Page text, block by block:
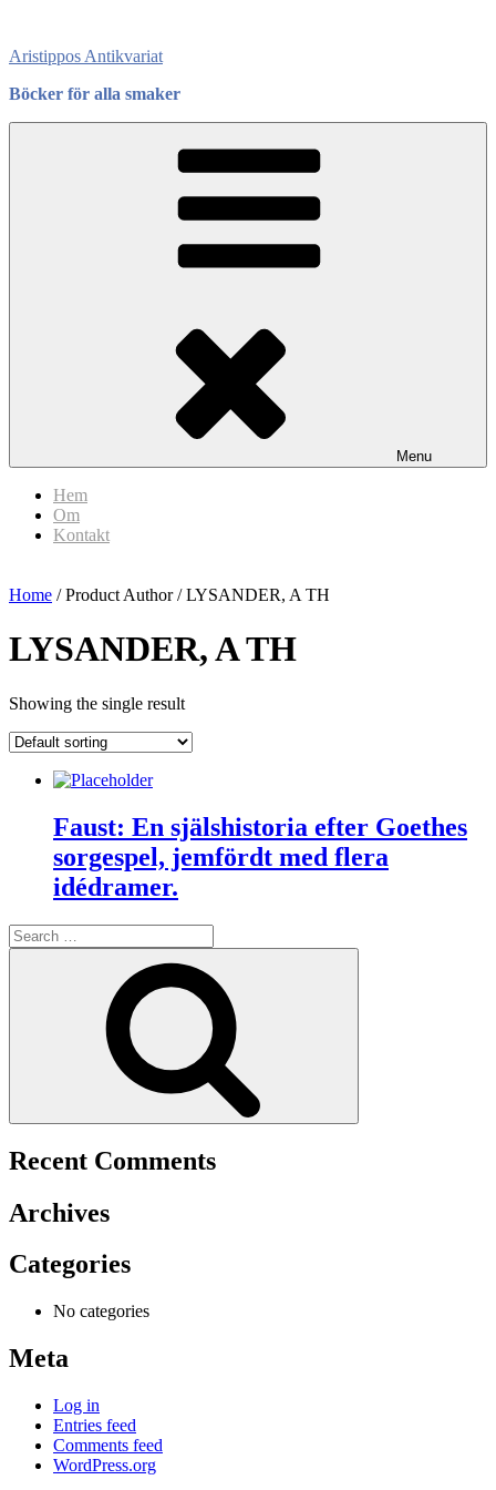
content
Aristippos Antikvariat
Böcker för alla smaker
Menu
Hem
Om
Kontakt
Home / Product Author / LYSANDER, A TH
LYSANDER, A TH
Showing the single result
Faust: En själshistoria efter Goethes
sorgespel, jemfördt med flera
idédramer.
Search
for:
Recent Comments
Archives
Categories
No categories
Meta
Log in
Entries feed
Comments feed
WordPress.org